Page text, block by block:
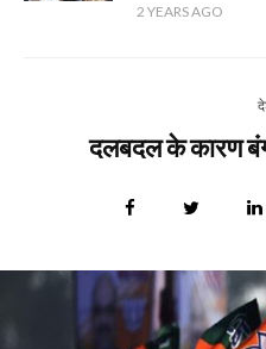
2 YEARS AGO
दलबदल के कारण